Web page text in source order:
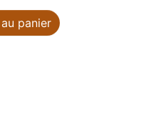
panier